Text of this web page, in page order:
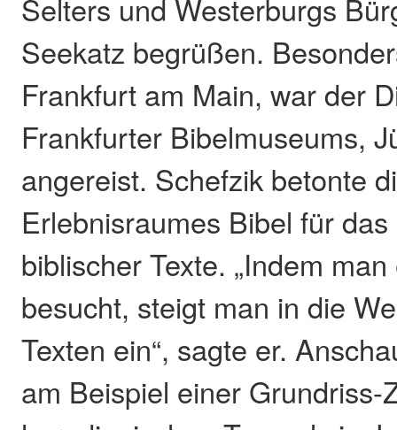
Selters und Westerburgs
Seekatz begrüßen.
Frankfurt am Main, war der
Frankfurter Bibelmuseums,
angereist. Schefzik betonte
Erlebnisraumes Bibel für
biblischer Texte. „Indem
besucht, steigt man in die
Texten ein“, sagte er.
am Beispiel einer Grundriss-